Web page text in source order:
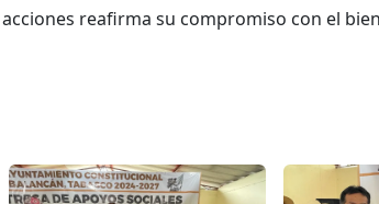
reafirma su compromiso con el